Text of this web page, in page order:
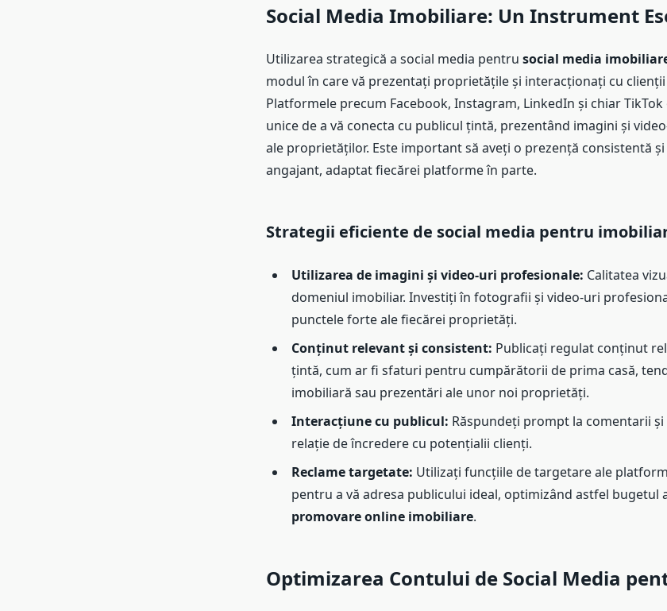
Social Media Imobiliare: Un Instrument
Utilizarea strategică a social media pentru social media
modul în care vă prezentați proprietățile și interacționați cu
Platformele precum Facebook, Instagram, LinkedIn și chiar
unice de a vă conecta cu publicul țintă, prezentând imagini și
ale proprietăților. Este important să aveți o prezență consistentă
angajant, adaptat fiecărei platforme în parte.
Strategii eficiente de social media pentru
Utilizarea de imagini și video-uri profesionale: Calitatea
domeniul imobiliar. Investiți în fotografii și video-uri
punctele forte ale fiecărei proprietăți.
Conținut relevant și consistent: Publicați regulat conținut
țintă, cum ar fi sfaturi pentru cumpărătorii de prima casă,
imobiliară sau prezentări ale unor noi proprietăți.
Interacțiune cu publicul: Răspundeți prompt la comentarii și
relație de încredere cu potențialii clienți.
Reclame targetate: Utilizați funcțiile de targetare ale
pentru a vă adresa publicului ideal, optimizând astfel bugetul
promovare online imobiliare.
Optimizarea Contului de Social Media